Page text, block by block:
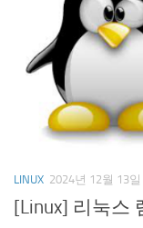
LINUX 2024년 12월 13일
[Linux] 리눅스